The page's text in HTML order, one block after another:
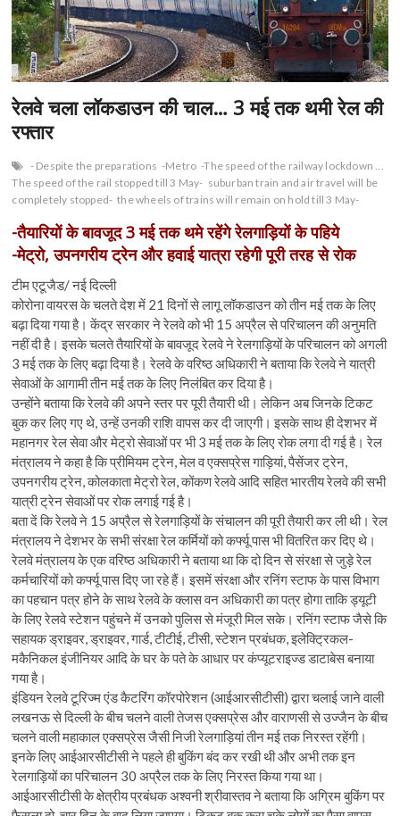
रेलवे चला लॉकडाउन की चाल… 3 मई तक थमी रेल की
रफ्तार
- Despite the preparations -Metro -The speed of the railway lockdown ...
The speed of the rail stopped till 3 May- suburban train and air travel will be
completely stopped- the wheels of trains will remain on hold till 3 May-
-तैयारियों के बावजूद 3 मई तक थमे रहेंगे रेलगाड़ियों के पहिये
-मेट्रो, उपनगरीय ट्रेन और हवाई यात्रा रहेगी पूरी तरह से रोक
टीम एटूजैड/ नई दिल्ली
कोरोना वायरस के चलते देश में 21 दिनों से लागू लॉकडाउन को तीन मई तक के लिए
बढ़ा दिया गया है। केंद्र सरकार ने रेलवे को भी 15 अप्रैल से परिचालन की अनुमति
नहीं दी है। इसके चलते तैयारियों के बावजूद रेलवे ने रेलगाड़ियों के परिचालन को अगली
3 मई तक के लिए बढ़ा दिया है। रेलवे के वरिष्ठ अधिकारी ने बताया कि रेलवे ने यात्री
सेवाओं के आगामी तीन मई तक के लिए निलंबित कर दिया है।
उन्होंने बताया कि रेलवे की अपने स्तर पर पूरी तैयारी थी। लेकिन अब जिनके टिकट
बुक कर लिए गए थे, उन्हें उनकी राशि वापस कर दी जाएगी। इसके साथ ही देशभर में
महानगर रेल सेवा और मेट्रो सेवाओं पर भी 3 मई तक के लिए रोक लगा दी गई है। रेल
मंत्रालय ने कहा है कि प्रीमियम ट्रेन, मेल व एक्सप्रेस गाड़ियां, पैसेंजर ट्रेन,
उपनगरीय ट्रेन, कोलकाता मेट्रो रेल, कोंकण रेलवे आदि सहित भारतीय रेलवे की सभी
यात्री ट्रेन सेवाओं पर रोक लगाई गई है।
बता दें कि रेलवे ने 15 अप्रैल से रेलगाड़ियों के संचालन की पूरी तैयारी कर ली थी। रेल
मंत्रालय ने देशभर के सभी संरक्षा रेल कर्मियों को कर्फ्यू पास भी वितरित कर दिए थे।
रेलवे मंत्रालय के एक वरिष्ठ अधिकारी ने बताया था कि दो दिन से संरक्षा से जुड़े रेल
कर्मचारियों को कर्फ्यू पास दिए जा रहे हैं। इसमें संरक्षा और रनिंग स्टाफ के पास विभाग
का पहचान पत्र होने के साथ रेलवे के क्लास वन अधिकारी का पत्र होगा ताकि ड्यूटी
के लिए रेलवे स्टेशन पहुंचने में उनको पुलिस से मंजूरी मिल सके। रनिंग स्टाफ जैसे कि
सहायक ड्राइवर, ड्राइवर, गार्ड, टीटीई, टीसी, स्टेशन प्रबंधक, इलेक्ट्रिकल-
मकैनिकल इंजीनियर आदि के घर के पते के आधार पर कंप्यूटराइज्ड डाटाबेस बनाया
गया है।
इंडियन रेलवे टूरिज्म एंड कैटरिंग कॉरपोरेशन (आईआरसीटीसी) द्वारा चलाई जाने वाली
लखनऊ से दिल्ली के बीच चलने वाली तेजस एक्सप्रेस और वाराणसी से उज्जैन के बीच
चलने वाली महाकाल एक्सप्रेस जैसी निजी रेलगाड़ियां तीन मई तक निरस्त रहेंगी।
इनके लिए आईआरसीटीसी ने पहले ही बुकिंग बंद कर रखी थी और अभी तक इन
रेलगाड़ियों का परिचालन 30 अप्रैल तक के लिए निरस्त किया गया था।
आईआरसीटीसी के क्षेत्रीय प्रबंधक अश्वनी श्रीवास्तव ने बताया कि अग्रिम बुकिंग पर